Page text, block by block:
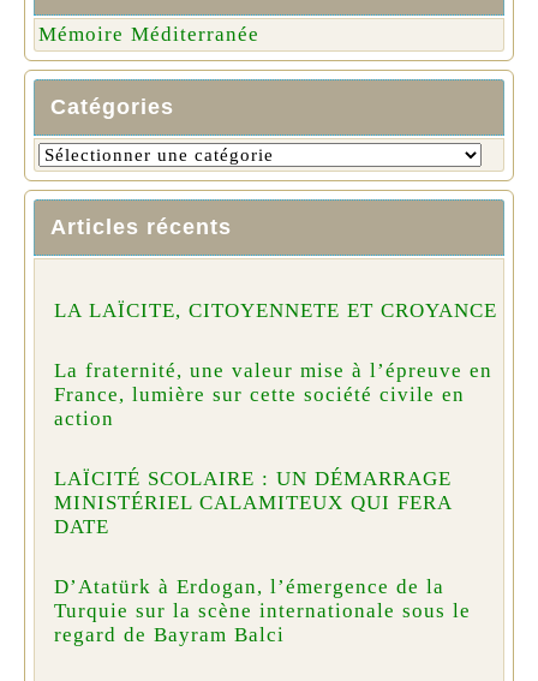
Mémoire Méditerranée
Catégories
Articles récents
LA LAÏCITE, CITOYENNETE ET CROYANCE
La fraternité, une valeur mise à l’épreuve en
France, lumière sur cette société civile en
action
LAÏCITÉ SCOLAIRE : UN DÉMARRAGE
MINISTÉRIEL CALAMITEUX QUI FERA
DATE
D’Atatürk à Erdogan, l’émergence de la
Turquie sur la scène internationale sous le
regard de Bayram Balci